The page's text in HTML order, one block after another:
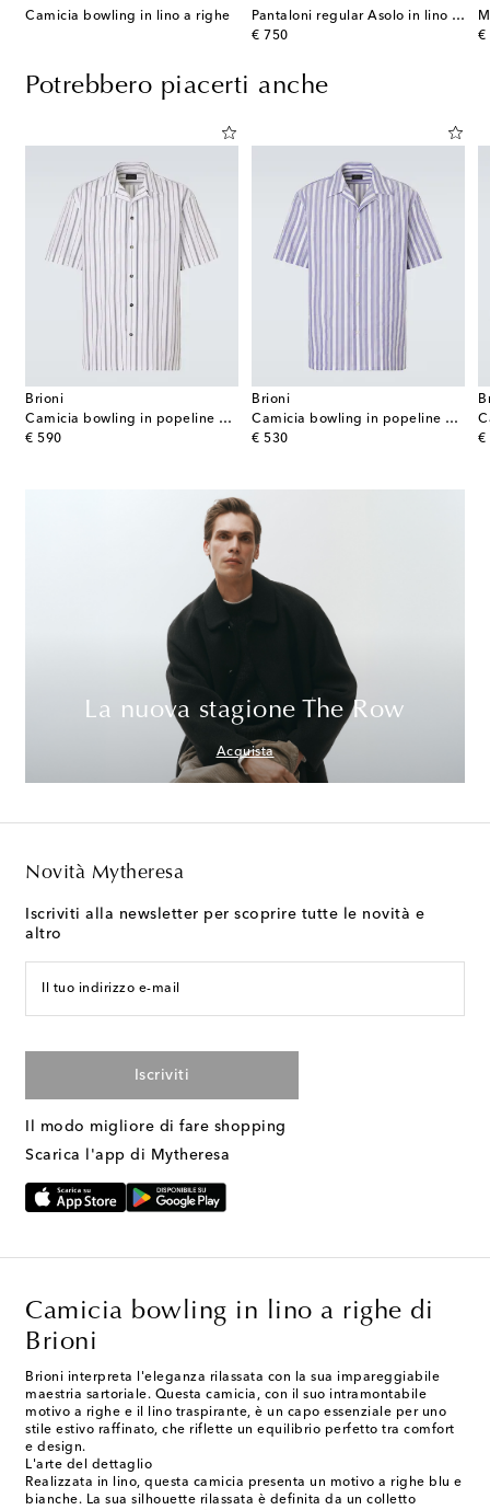
Camicia bowling in lino a righe
Pantaloni regular Asolo in lino e cotone
€ 750
original price €
Potrebbero piacerti anche
Brioni
Camicia bowling in popeline di cotone a righe
€ 590
original price
Brioni
Camicia bowling in popeline di cotone a righe
€ 530
original price
€
La nuova stagione The Row
Acquista
Novità Mytheresa
Iscriviti alla newsletter per scoprire tutte le novità e
altro
Il tuo indirizzo e-mail
Iscriviti
Il modo migliore di fare shopping
Scarica l'app di Mytheresa
Camicia bowling in lino a righe di
Brioni
Brioni interpreta l'eleganza rilassata con la sua impareggiabile
maestria sartoriale. Questa camicia, con il suo intramontabile
motivo a righe e il lino traspirante, è un capo essenziale per uno
stile estivo raffinato, che riflette un equilibrio perfetto tra comfort
e design.
L'arte del dettaglio
Realizzata in lino, questa camicia presenta un motivo a righe blu e
bianche. La sua silhouette rilassata è definita da un colletto